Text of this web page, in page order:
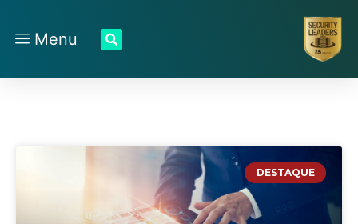
Menu
DESTAQUE